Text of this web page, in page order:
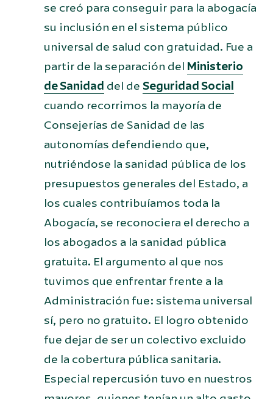
se creó para conseguir para la abogacía
su inclusión en el sistema público
universal de salud con gratuidad. Fue a
partir de la separación del Ministerio
de Sanidad del de Seguridad Social
cuando recorrimos la mayoría de
Consejerías de Sanidad de las
autonomías defendiendo que,
nutriéndose la sanidad pública de los
presupuestos generales del Estado, a
los cuales contribuíamos toda la
Abogacía, se reconociera el derecho a
los abogados a la sanidad pública
gratuita. El argumento al que nos
tuvimos que enfrentar frente a la
Administración fue: sistema universal
sí, pero no gratuito. El logro obtenido
fue dejar de ser un colectivo excluido
de la cobertura pública sanitaria.
Especial repercusión tuvo en nuestros